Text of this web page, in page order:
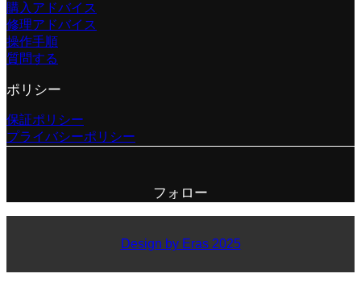
購入アドバイス
修理アドバイス
操作手順
質問する
ポリシー
保証ポリシー
プライバシーポリシー
フォロー
Design by Eras 2025